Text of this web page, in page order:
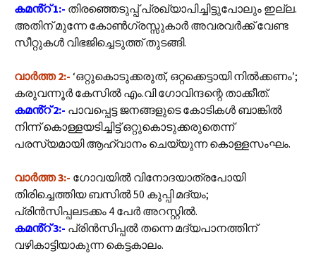
കമൻ്റ് 1:- തിരഞ്ഞെടുപ്പ് പ്രഖ്യാപിച്ചിട്ടുപോലും ഇല്ല.
അതിന് മുന്നേ കോൺഗ്രസ്സുകാർ അവരവർക്ക് വേണ്ട
സീറ്റുകൾ വിഭജിച്ചെടുത്ത് തുടങ്ങി.
വാർത്ത 2:- ‘ഒറ്റുകൊടുക്കരുത്, ഒറ്റക്കെട്ടായി നില്‍ക്കണം’;
കരുവന്നൂര്‍ കേസില്‍ എം.വി ഗോവിന്ദന്റെ താക്കീത്.
കമൻ്റ് 2:- പാവപ്പെട്ട ജനങ്ങളുടെ കോടികൾ ബാങ്കിൽ
നിന്ന് കൊള്ളയടിച്ചിട്ട് ഒറ്റുകൊടുക്കരുതെന്ന്
പരസ്യമായി ആഹ്വാനം ചെയ്യുന്ന കൊള്ളസംഘം.
വാർത്ത 3:- ഗോവയില്‍ വിനോദയാത്രപോയി
തിരിച്ചെത്തിയ ബസില്‍ 50 കുപ്പി മദ്യം;
പ്രിന്‍സിപ്പലടക്കം 4 പേര്‍ അറസ്റ്റില്‍.
കമൻ്റ് 3:- പ്രിൻസിപ്പൽ തന്നെ മദ്യപാനത്തിന്
വഴികാട്ടിയാകുന്ന കെട്ടകാലം.